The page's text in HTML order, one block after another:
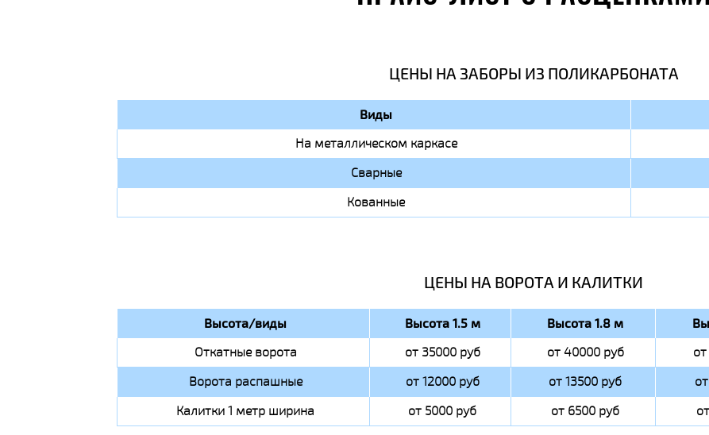
ЦЕНЫ НА ЗАБОРЫ ИЗ ПОЛИКАРБОНАТА
Виды
На металлическом каркасе
Сварные
Кованные
ЦЕНЫ НА ВОРОТА И КАЛИТКИ
Высота/виды Высота 1.5 м Высота 1.8 м
Откатные ворота от 35000 руб от 40000 руб
Ворота распашные
от 12000 руб от 13500 руб
Калитки 1 метр ширина
от 5000 руб от 6500 руб